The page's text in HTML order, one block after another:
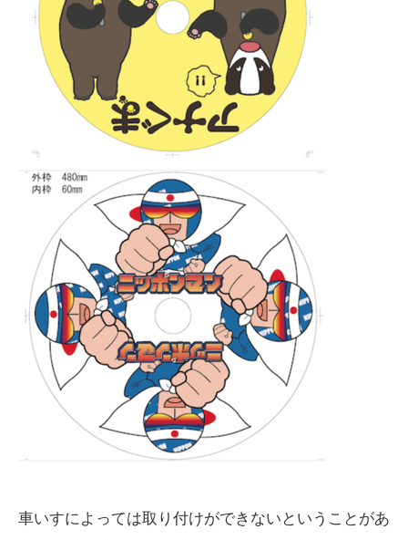
車いすによっては取り付けができないということがあ